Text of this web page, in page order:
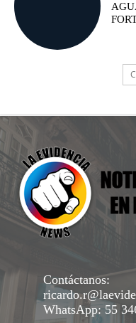
Contáctanos:
WhatsApp: 55